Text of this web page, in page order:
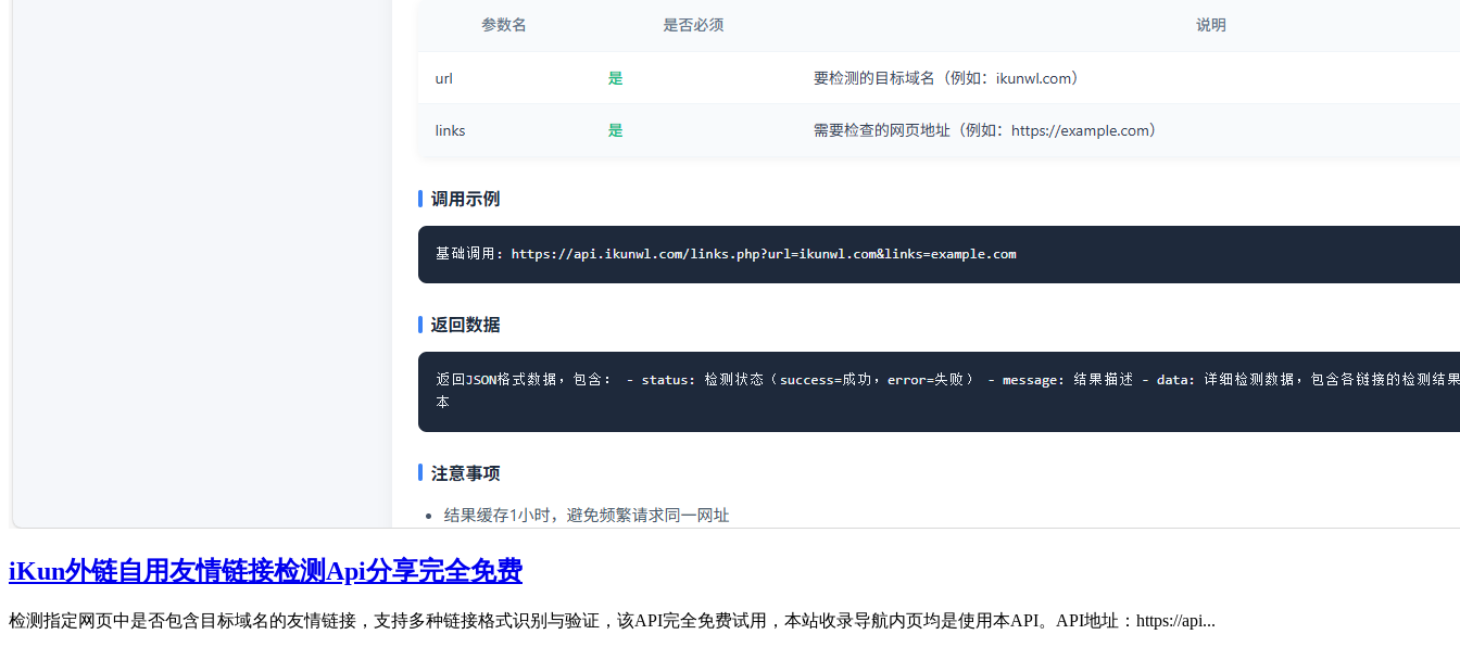
iKun外链自用友情链接检测Api分享完全免费
检测指定网页中是否包含目标域名的友情链接，支持多种链接格式识别与验证，该API完全免费试用，本站收录导航内页均是使用本API。API地址：https://api...